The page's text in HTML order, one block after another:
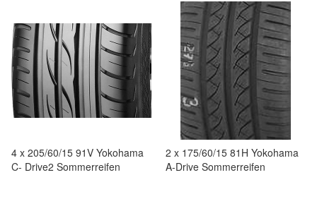
4 x 205/60/15 91V Yokohama
C- Drive2 Sommerreifen
2 x 175/60/15 81H Yokohama
A-Drive Sommerreifen